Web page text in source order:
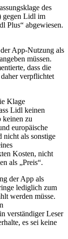
des
gegen Lidl im
Plus“ abgewiesen.
App-Nutzung als
müssen.
dass die
verpflichtet
Klage
Lidl keinen
keinen zu
europäische
nicht als sonstige
Kosten, nicht
als „Preis“.
der App als
lediglich zum
werden müsse.
verständiger Leser
es sei keine